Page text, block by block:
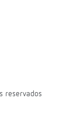
reservados